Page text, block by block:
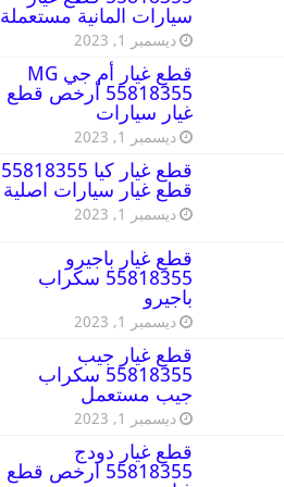
سيارات المانية مستعملة
ديسمبر 1, 2023
قطع غيار أم جي MG
55818355 أرخص قطع
غيار سيارات
ديسمبر 1, 2023
قطع غيار كيا 55818355
قطع غيار سيارات اصلية
ديسمبر 1, 2023
قطع غيار باجيرو
55818355 سكراب
باجيرو
ديسمبر 1, 2023
قطع غيار جيب
55818355 سكراب
جيب مستعمل
ديسمبر 1, 2023
قطع غيار دودج
55818355 ارخص قطع